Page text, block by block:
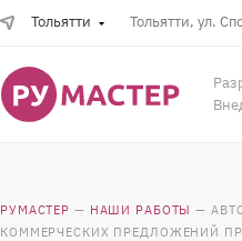
Тольятти Тольятти, ул.
РУМАСТЕР — НАШИ РАБОТЫ —
КОММЕРЧЕСКИХ ПРЕДЛОЖЕНИЙ